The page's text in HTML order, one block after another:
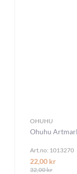
OHUHU
Ohuhu
Art.no: 1013270
22,00 kr
32,00 kr